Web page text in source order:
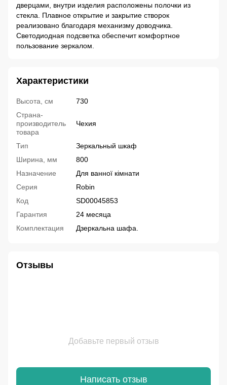
дверцами, внутри изделия расположены полочки из
стекла. Плавное открытие и закрытие створок
реализовано благодаря механизму доводчика.
Светодиодная подсветка обеспечит комфортное
пользование зеркалом.
Характеристики
Высота, см
730
Страна-
производитель
товара
Чехия
Тип
Зеркальный шкаф
Ширина, мм
800
Назначение
Для ванної кімнати
Серия
Robin
Код
SD00045853
Гарантия
24 месяца
Комплектация
Дзеркальна шафа.
Отзывы
Добавьте первый отзыв
Написать отзыв